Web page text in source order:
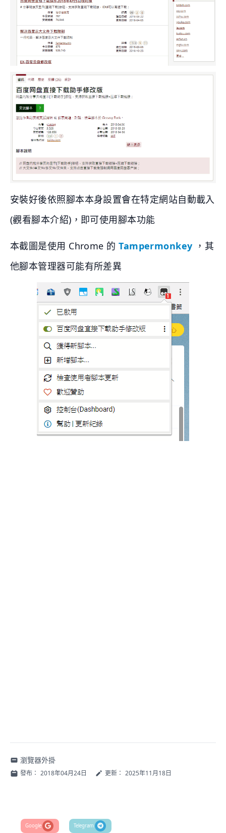
安裝好後依照腳本本身設置會在特定網站自動載入
(觀看腳本介紹)，即可使用腳本功能
本截圖是使用 Chrome 的Tampermonkey ，其
他腳本管理器可能有所差異
瀏覽器外掛
發布： 2018年04月24日 更新： 2025年11月18日